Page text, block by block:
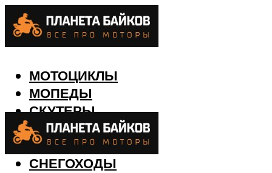
МОТОЦИКЛЫ
МОПЕДЫ
СКУТЕРЫ
КВАДРОЦИКЛЫ
ЛОДКИ
СНЕГОХОДЫ